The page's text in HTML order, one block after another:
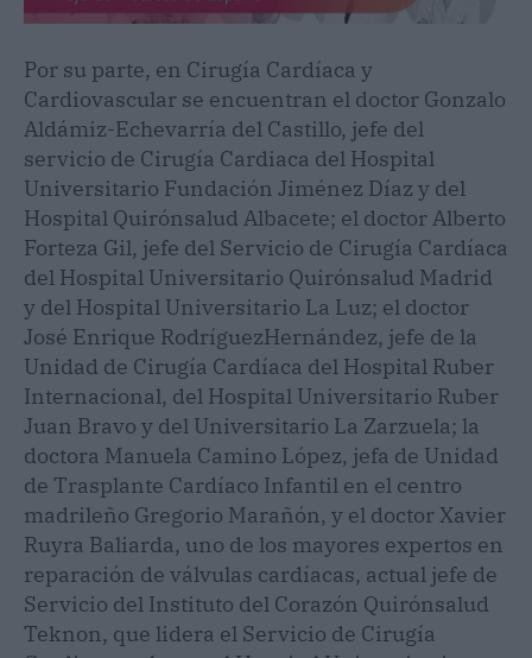
Por su parte, en Cirugía Cardíaca y
Cardiovascular se encuentran el doctor Gonzalo
Aldámiz-Echevarría del Castillo, jefe del
servicio de Cirugía Cardiaca del Hospital
Universitario Fundación Jiménez Díaz y del
Hospital Quirónsalud Albacete; el doctor Alberto
Forteza Gil, jefe del Servicio de Cirugía Cardíaca
del Hospital Universitario Quirónsalud Madrid
y del Hospital Universitario La Luz; el doctor
José Enrique RodríguezHernández, jefe de la
Unidad de Cirugía Cardíaca del Hospital Ruber
Internacional, del Hospital Universitario Ruber
Juan Bravo y del Universitario La Zarzuela; la
doctora Manuela Camino López, jefa de Unidad
de Trasplante Cardíaco Infantil en el centro
madrileño Gregorio Marañón, y el doctor Xavier
Ruyra Baliarda, uno de los mayores expertos en
reparación de válvulas cardíacas, actual jefe de
Servicio del Instituto del Corazón Quirónsalud
Teknon, que lidera el Servicio de Cirugía